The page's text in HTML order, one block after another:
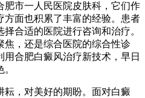
肥市一人民医院皮肤科，它们作
方面也积累了丰富的经验。患者
合适的医院进行咨询和治疗。
焦，还是综合医院的综合性诊
合肥白癜风治疗新技术，早日
，对美好的期盼。面对白癜